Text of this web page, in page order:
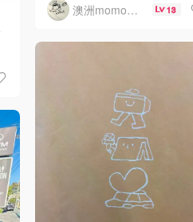
澳洲momo爱吃 13